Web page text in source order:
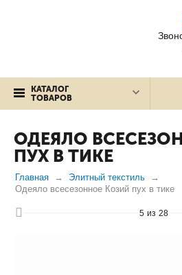
КАТАЛОГ
ТОВАРОВ
ОДЕЯЛО
ПУХ В ТИКЕ
Главная
Элитный текстиль
Одеяло всесезонное Козий пух в тике
5 из 28